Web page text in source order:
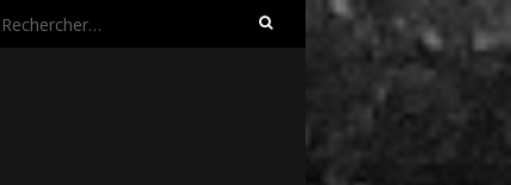
Rechercher :